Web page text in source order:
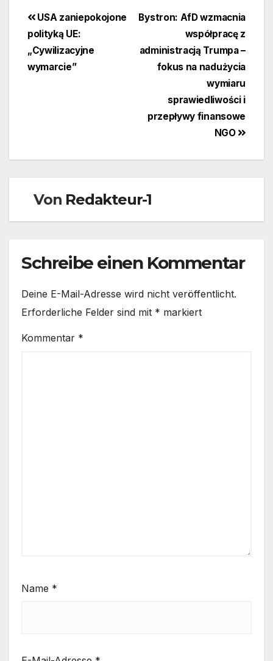
Beitragsnavigation
Bystron: AfD wzmacnia
współpracę z
administracją Trumpa –
fokus na nadużycia
wymiaru
sprawiedliwości i
przepływy finansowe
NGO
USA zaniepokojone
polityką UE:
„Cywilizacyjne
wymarcie”
Von Redakteur-1
Schreibe einen Kommentar
Deine E-Mail-Adresse wird nicht veröffentlicht.
Erforderliche Felder sind mit * markiert
Kommentar *
Name *